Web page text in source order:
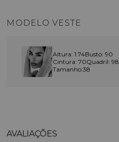
MODELO VESTE
Altura: 1.74Busto: 90
Cintura: 70Quadril: 98
Tamanho:38